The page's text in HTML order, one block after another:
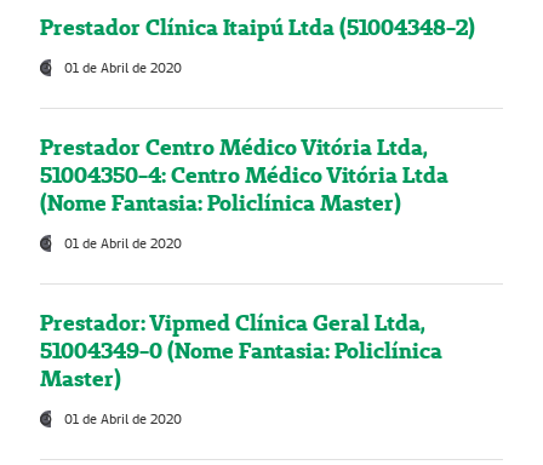
Prestador Clínica Itaipú Ltda (51004348-2)
01 de Abril de 2020
Prestador Centro Médico Vitória Ltda,
51004350-4: Centro Médico Vitória Ltda
(Nome Fantasia: Policlínica Master)
01 de Abril de 2020
Prestador: Vipmed Clínica Geral Ltda,
51004349-0 (Nome Fantasia: Policlínica
Master)
01 de Abril de 2020